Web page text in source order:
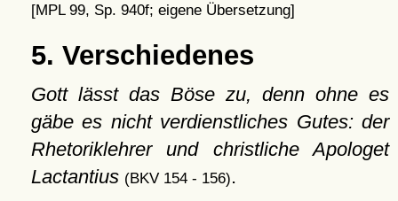
[MPL 99, Sp. 940f; eigene Übersetzung]
5. Verschiedenes
Gott lässt das Böse zu, denn ohne es
gäbe es nicht verdienstliches Gutes: der
Rhetoriklehrer und christliche Apologet
Lactantius (BKV 154 - 156).